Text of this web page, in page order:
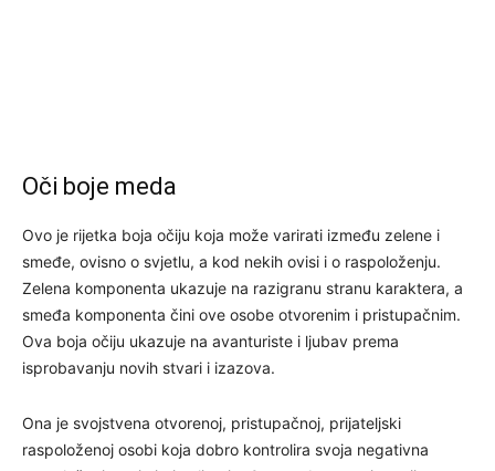
Oči boje meda
Ovo je rijetka boja očiju koja može varirati između zelene i
smeđe, ovisno o svjetlu, a kod nekih ovisi i o raspoloženju.
Zelena komponenta ukazuje na razigranu stranu karaktera, a
smeđa komponenta čini ove osobe otvorenim i pristupačnim.
Ova boja očiju ukazuje na avanturiste i ljubav prema
isprobavanju novih stvari i izazova.
Ona je svojstvena otvorenoj, pristupačnoj, prijateljski
raspoloženoj osobi koja dobro kontrolira svoja negativna